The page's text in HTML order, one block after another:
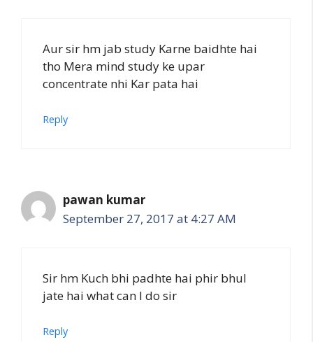
Aur sir hm jab study Karne baidhte hai
tho Mera mind study ke upar
concentrate nhi Kar pata hai
Reply
pawan kumar
September 27, 2017 at 4:27 AM
Sir hm Kuch bhi padhte hai phir bhul
jate hai what can I do sir
Reply